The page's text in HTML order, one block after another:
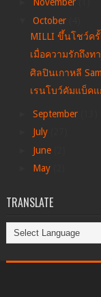
October
MILLI ขึ้นโชว์ครั้
เมื่อความรักถึง
ศิลปินเกาหลี
เรนโบว์คัมแบ็คแ
September
July
June
May
TRANSLATE